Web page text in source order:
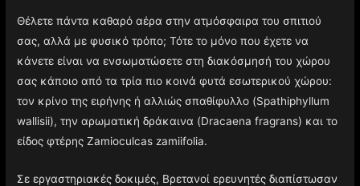
Θέλετε πάντα καθαρό αέρα στην ατμόσφαιρα του σπιτιού
σας, αλλά με φυσικό τρόπο; Τότε το μόνο που έχετε να
κάνετε είναι να ενσωματώσετε στη διακόσμησή του χώρου
σας κάποιο από τα τρία πιο κοινά φυτά εσωτερικού χώρου:
τον κρίνο της ειρήνης ή αλλιώς σπαθίφυλλο (Spathiphyllum
wallisii), την αρωματική δράκαινα (Dracaena fragrans) και το
είδος φτέρης Zamioculcas zamiifolia.
Σε εργαστηριακές δοκιμές, Βρετανοί ερευνητές διαπίστωσαν